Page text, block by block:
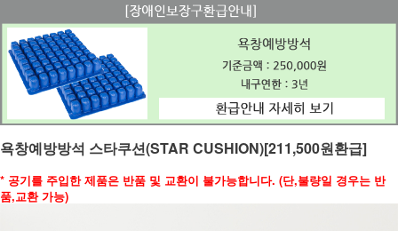
욕창예방방석 스타쿠션(STAR CUSHION)[211,500원환급]
* 공기를 주입한 제품은 반품 및 교환이 불가능합니다. (단,불량일 경우는 반
품,교환 가능)